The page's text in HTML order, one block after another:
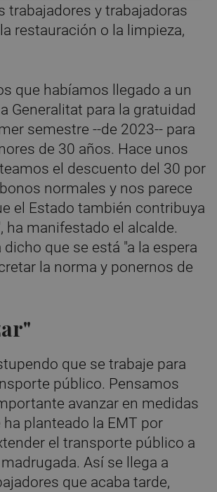
trabajadores y trabajadoras
restauración o la limpieza,
que habíamos llegado a un
Generalitat para la gratuidad
semestre --de 2023-- para
de 30 años. Hace unos
el descuento del 30 por
normales y nos parece
el Estado también contribuya
ha manifestado el alcalde.
que se está "a la espera
la norma y ponernos de
que se trabaje para
público. Pensamos
avanzar en medidas
planteado la EMT por
el transporte público a
Así se llega a
que acaba tarde,